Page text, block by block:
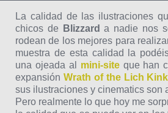
La calidad de las ilustraciones
chicos de
Blizzard a nadie nos
rodean de los mejores para
muestra de esta calidad la
una ojeada al mini-siteque han
expansión Wrath of the Lich Kink
sus ilustraciones y cinematics son
Pero realmente lo que hoy me